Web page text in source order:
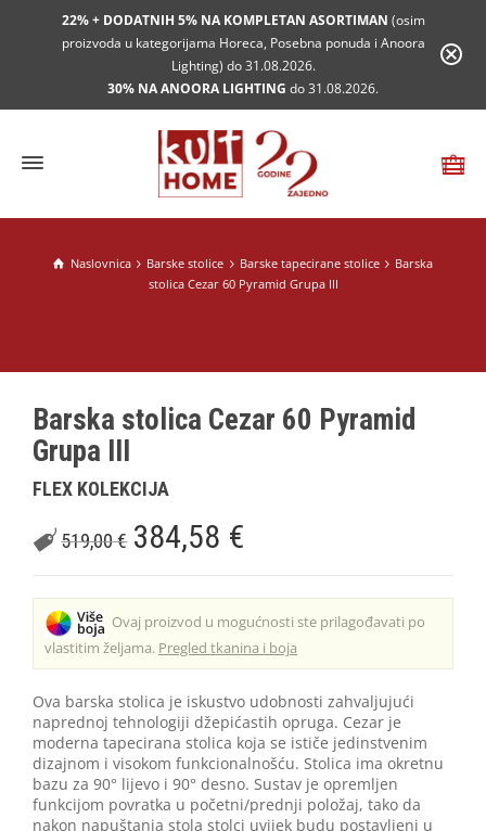
22% + DODATNIH 5% NA KOMPLETAN ASORTIMAN (osim
proizvoda u kategorijama Horeca, Posebna ponuda i Anoora
Lighting) do 31.08.2026.
30% NA ANOORA LIGHTING do 31.08.2026.
Naslovnica Barske stolice Barske tapecirane stolice
Barska
stolica Cezar 60 Pyramid Grupa III
Barska stolica Cezar 60 Pyramid
Grupa III
FLEX KOLEKCIJA
519,00€ 384,58 €
Ovaj proizvod u mogućnosti ste prilagođavati po
vlastitim željama. Pregled tkanina i boja
Ova barska stolica je iskustvo udobnosti zahvaljujući
naprednoj tehnologiji džepićastih opruga. Cezar je
moderna tapecirana stolica koja se ističe jedinstvenim
dizajnom i visokom funkcionalnošću. Stolica ima okretnu
bazu za 90° lijevo i 90° desno. Sustav je opremljen
funkcijom povratka u početni/prednji položaj, tako da
nakon napuštanja stola stolci uvijek budu postavljeni u